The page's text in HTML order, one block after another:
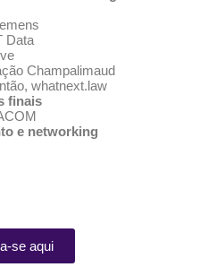
Data
Champalimaud
whatnext.law
finais
e networking
se aqui